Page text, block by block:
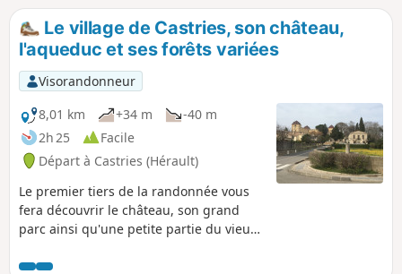
Le village de Castries, son château,
l'aqueduc et ses forêts variées
Visorandonneur
8,01 km
+34 m
-40 m
2h 25
Facile
Départ à Castries (Hérault)
Le premier tiers de la randonnée vous
fera découvrir le château, son grand
parc ainsi qu'une petite partie du vieux
différentes forêts, mélange de garrigue,